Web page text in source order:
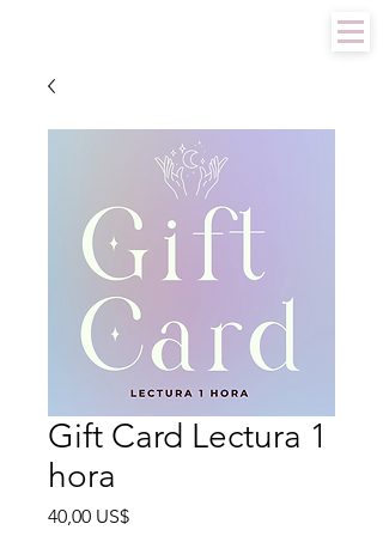
Gift Card Lectura 1
hora
40,00 US$Precio